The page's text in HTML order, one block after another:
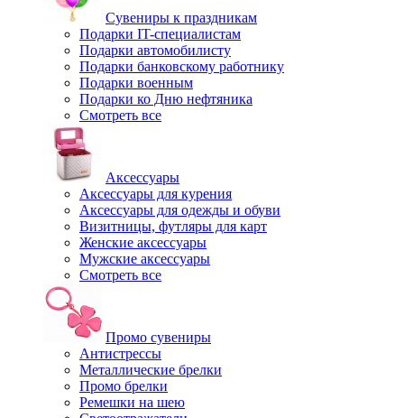
Сувениры к праздникам
Подарки IT-специалистам
Подарки автомобилисту
Подарки банковскому работнику
Подарки военным
Подарки ко Дню нефтяника
Смотреть все
Аксессуары
Аксессуары для курения
Аксессуары для одежды и обуви
Визитницы, футляры для карт
Женские аксессуары
Мужские аксессуары
Смотреть все
Промо сувениры
Антистрессы
Металлические брелки
Промо брелки
Ремешки на шею